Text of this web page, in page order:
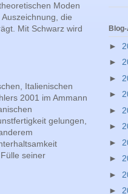
Moden
die
Mit Schwarz wird
Italienischen
2001 im Ammann
gelungen,
seiner
►
►
►
►
►
►
►
►
►
►